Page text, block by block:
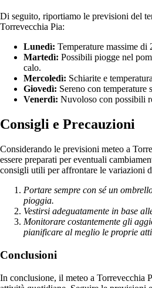
Di seguito, riportiamo le previsioni del
Torrevecchia Pia:
Lunedì: Temperature massime di
Martedì: Possibili piogge nel
calo.
Mercoledì: Schiarite e
Giovedì: Sereno con temperature
Venerdì: Nuvoloso con possibili
Consigli e Precauzioni
Considerando le previsioni meteo a
essere preparati per eventuali
consigli utili per affrontare le variazioni
Portare sempre con sé un
pioggia.
Vestirsi adeguatamente in base
Monitorare costantemente gli
pianificare al meglio le proprie
Conclusioni
In conclusione, il meteo a Torrevecchia